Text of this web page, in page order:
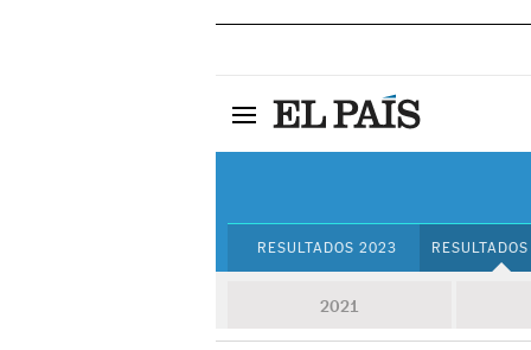
RESULTADOS 2023
2021